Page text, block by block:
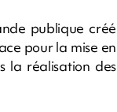
publique créé
pour la mise en
la réalisation des